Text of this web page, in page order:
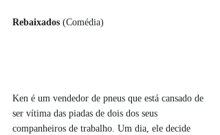
Rebaixados (Comédia)
Ken é um vendedor de pneus que está cansado de
ser vítima das piadas de dois dos seus
companheiros de trabalho. Um dia, ele decide